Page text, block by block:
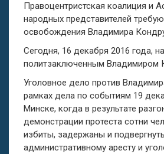
Правоцентристская коалиция и
народных представителей
освобождения Владимира
Сегодня, 16 декабря 2016 года,
политзаключенным Владимиром
Уголовное дело против
рамках дела по событиям 19
Минске, когда в результате
демонстрации протеста сотни
избиты, задержаны и
административному аресту и